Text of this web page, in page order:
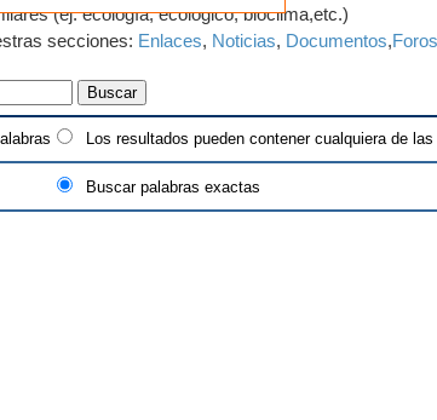
(ej: ecología, ecológico, bioclima,etc.)
secciones: Enlaces, Noticias, Documentos,Foros
Los resultados pueden contener cualquiera de las
Buscar palabras exactas